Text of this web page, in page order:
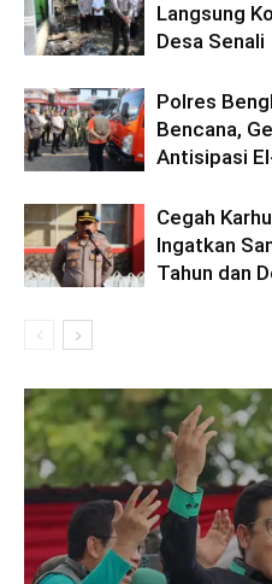
Langsung
Desa Senali
Polres
Bencana,
Antisipasi
Cegah
Ingatkan
Tahun dan